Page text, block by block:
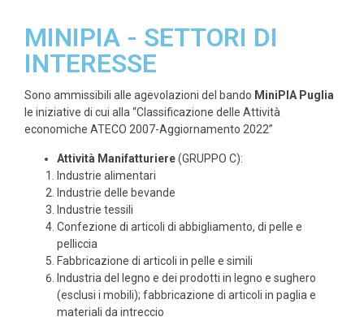
MINIPIA - SETTORI DI
INTERESSE
Sono ammissibili alle agevolazioni del bando MiniPIA Puglia
le iniziative di cui alla “Classificazione delle Attività
economiche ATECO 2007-Aggiornamento 2022”
Attività Manifatturiere(GRUPPO C):
Industrie alimentari
Industrie delle bevande
Industrie tessili
Confezione di articoli di abbigliamento, di pelle e
pelliccia
Fabbricazione di articoli in pelle e simili
Industria del legno e dei prodotti in legno e sughero
(esclusi i mobili); fabbricazione di articoli in paglia e
materiali da intreccio